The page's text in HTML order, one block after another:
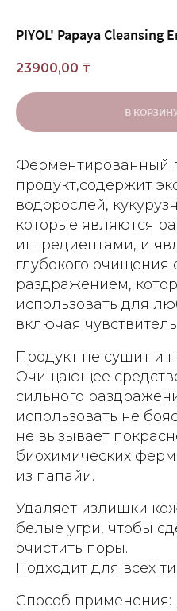
PIYOL' Papaya Cleansing
23900,00 ₸
В
Ферментированный
продукт,содержит
водорослей,
которые являются
ингредиентами, и
глубокого очищения
раздражением,
использовать для
включая
Продукт не сушит и
Очищающее
сильного
использовать не
не вызывает
биохимических
из папайи.
Удаляет излишки
белые угри, чтобы
очистить поры.
Подходит для всех
Способ применения: